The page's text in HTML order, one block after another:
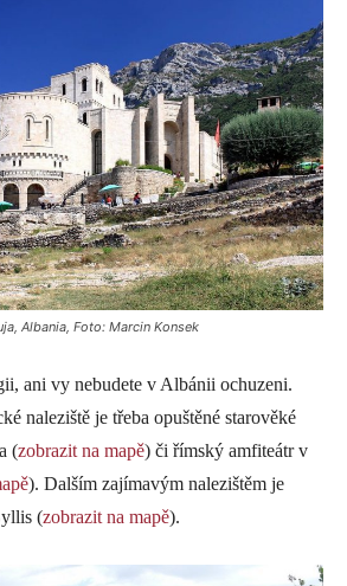
Albania, Foto: Marcin Konsek
ani vy nebudete v Albánii ochuzeni.
naleziště je třeba opuštěné starověké
(zobrazit na mapě) či římský amfiteátr v
). Dalším zajímavým nalezištěm je
(zobrazit na mapě).